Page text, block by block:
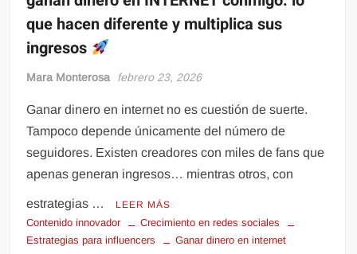
que hacen diferente y multiplica sus
ingresos
Mara Monterosa febrero 23, 2026
Ganar dinero en internet no es cuestión de suerte.
Tampoco depende únicamente del número de
seguidores. Existen creadores con miles de fans que
apenas generan ingresos… mientras otros, con
estrategias … LEER MÁS
Contenido innovador
Crecimiento en redes sociales
Estrategias para influencers
Ganar dinero en internet